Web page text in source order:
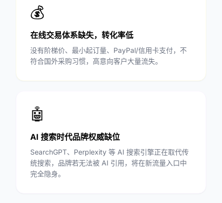
💰
在线交易体系缺失，转化率低
没有阶梯价、最小起订量、PayPal/信用卡支付，不
符合国外采购习惯，高意向客户大量流失。
🤖
AI 搜索时代品牌权威缺位
SearchGPT、Perplexity 等 AI 搜索引擎正在取代传
统搜索，品牌若无法被 AI 引用，将在新流量入口中
完全隐身。